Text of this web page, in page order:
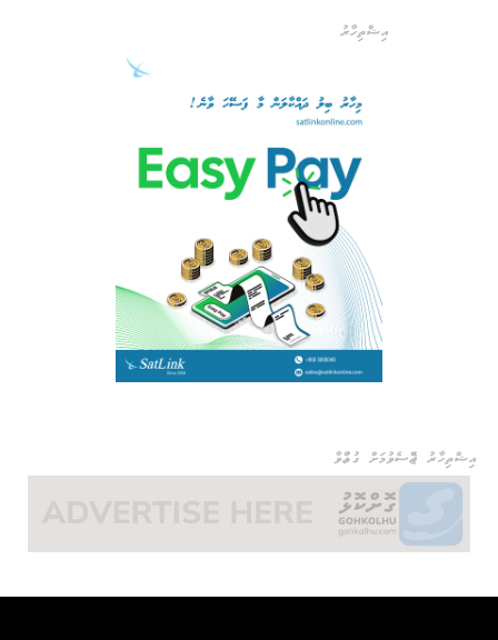
އިޝްތިހާރު
އިޝްތިހާރު ޖެއްސެވުމަށް ގުޅުއްވާ